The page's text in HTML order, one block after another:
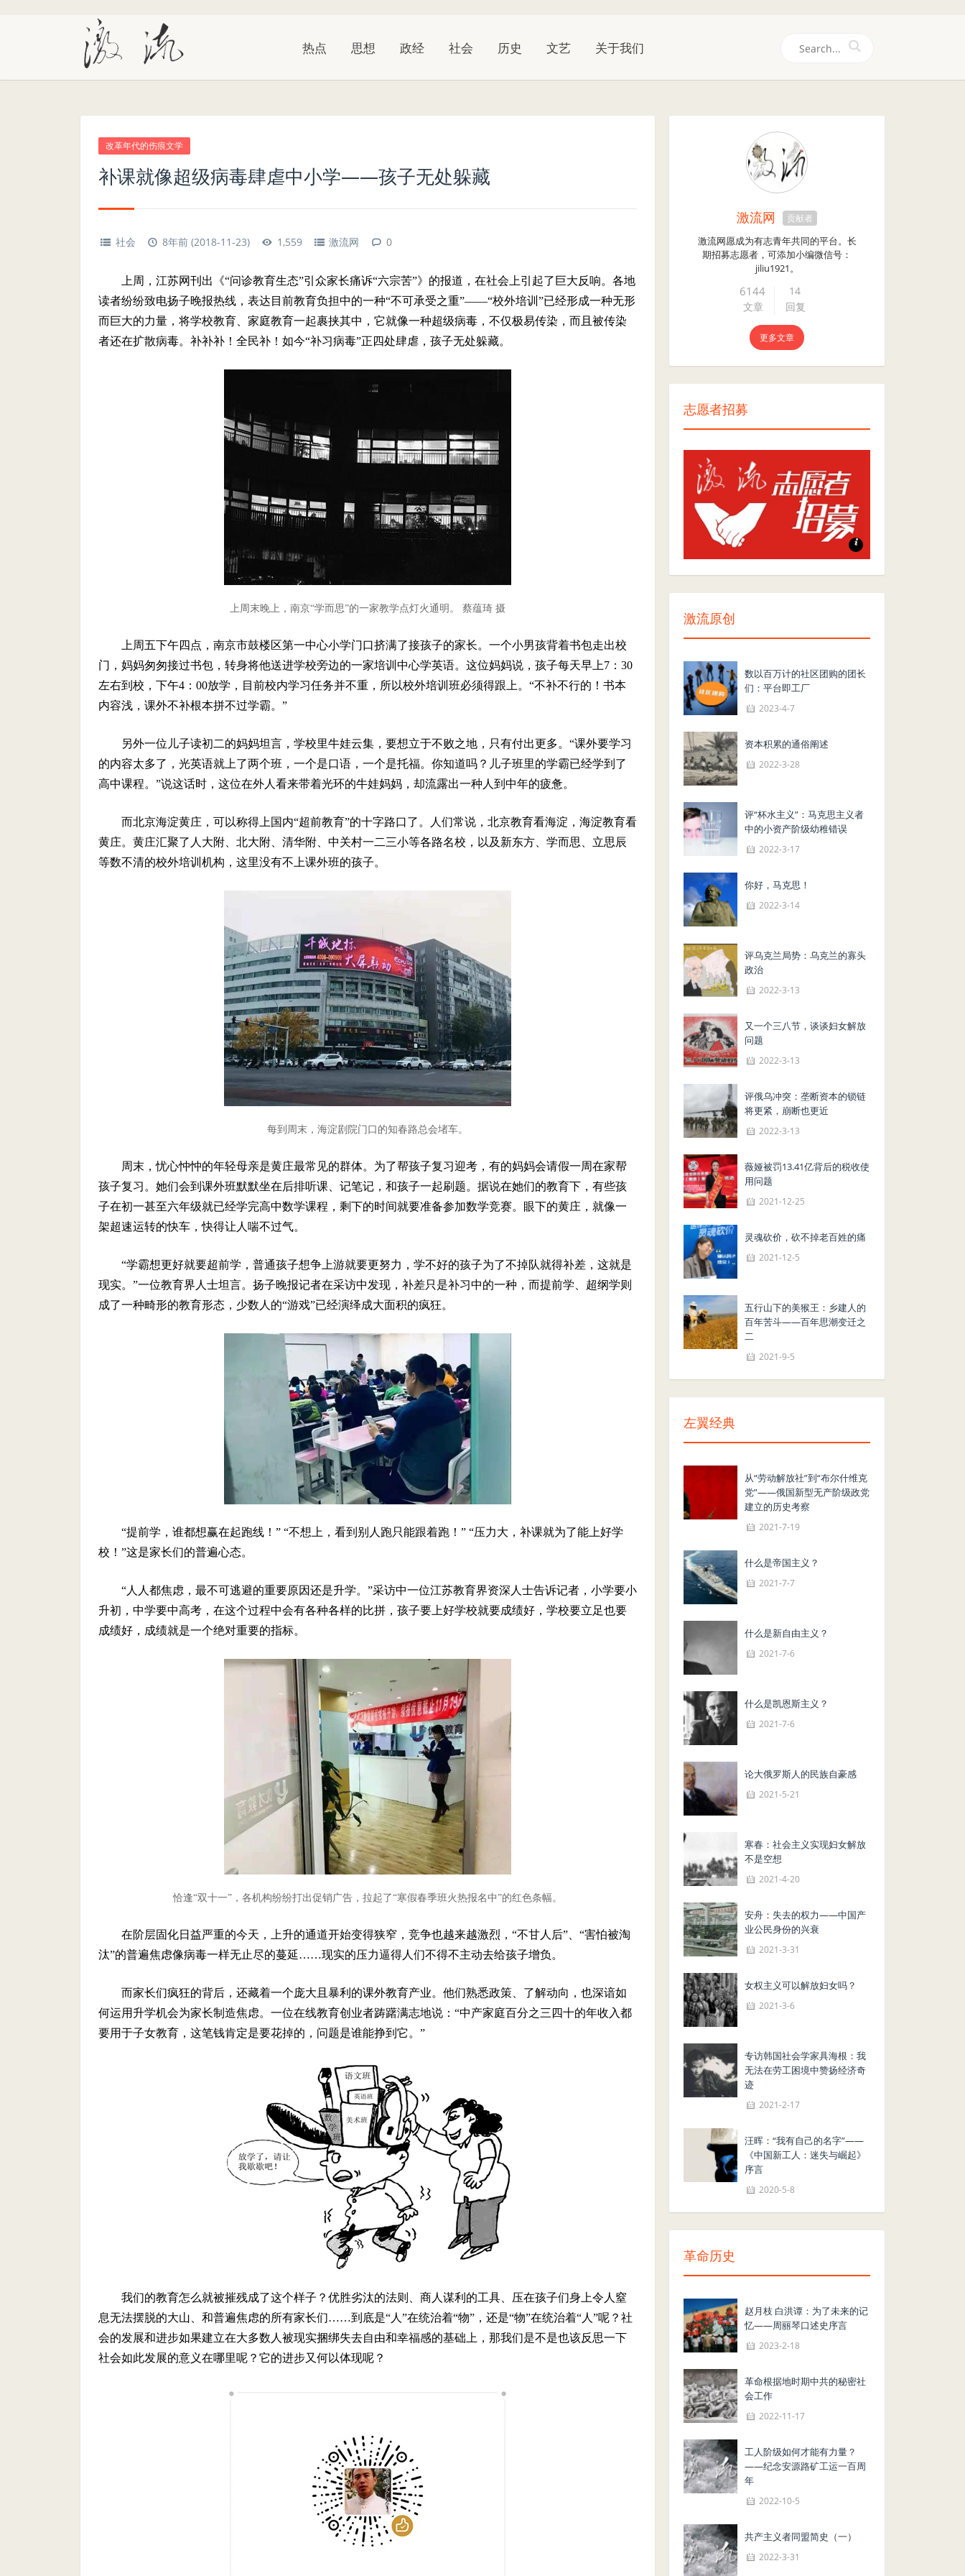
热点 思想 政经 社会 历史 文艺 关于我们
改革年代的伤痕文学
补课就像超级病毒肆虐中小学——孩子无处躲藏
社会 8年前 (2018-11-23) 1,559 激流网 0
上周，江苏网刊出《“问诊教育生态”引众家长痛诉“六宗苦”》的报道，在社会上引起了巨大反响。各地
读者纷纷致电扬子晚报热线，表达目前教育负担中的一种“不可承受之重”——“校外培训”已经形成一种无形
而巨大的力量，将学校教育、家庭教育一起裹挟其中，它就像一种超级病毒，不仅极易传染，而且被传染
者还在扩散病毒。补补补！全民补！如今“补习病毒”正四处肆虐，孩子无处躲藏。
上周末晚上，南京“学而思”的一家教学点灯火通明。 蔡蕴琦 摄
上周五下午四点，南京市鼓楼区第一中心小学门口挤满了接孩子的家长。一个小男孩背着书包走出校
门，妈妈匆匆接过书包，转身将他送进学校旁边的一家培训中心学英语。这位妈妈说，孩子每天早上7：30
左右到校，下午4：00放学，目前校内学习任务并不重，所以校外培训班必须得跟上。“不补不行的！书本
内容浅，课外不补根本拼不过学霸。”
另外一位儿子读初二的妈妈坦言，学校里牛娃云集，要想立于不败之地，只有付出更多。“课外要学习
的内容太多了，光英语就上了两个班，一个是口语，一个是托福。你知道吗？儿子班里的学霸已经学到了
高中课程。”说这话时，这位在外人看来带着光环的牛娃妈妈，却流露出一种人到中年的疲惫。
而北京海淀黄庄，可以称得上国内“超前教育”的十字路口了。人们常说，北京教育看海淀，海淀教育看
黄庄。黄庄汇聚了人大附、北大附、清华附、中关村一二三小等各路名校，以及新东方、学而思、立思辰
等数不清的校外培训机构，这里没有不上课外班的孩子。
每到周末，海淀剧院门口的知春路总会堵车。
周末，忧心忡忡的年轻母亲是黄庄最常见的群体。为了帮孩子复习迎考，有的妈妈会请假一周在家帮
孩子复习。她们会到课外班默默坐在后排听课、记笔记，和孩子一起刷题。据说在她们的教育下，有些孩
子在初一甚至六年级就已经学完高中数学课程，剩下的时间就要准备参加数学竞赛。眼下的黄庄，就像一
架超速运转的快车，快得让人喘不过气。
“学霸想更好就要超前学，普通孩子想争上游就要更努力，学不好的孩子为了不掉队就得补差，这就是
现实。”一位教育界人士坦言。扬子晚报记者在采访中发现，补差只是补习中的一种，而提前学、超纲学则
成了一种畸形的教育形态，少数人的“游戏”已经演绎成大面积的疯狂。
“提前学，谁都想赢在起跑线！” “不想上，看到别人跑只能跟着跑！” “压力大，补课就为了能上好学
校！”这是家长们的普遍心态。
“人人都焦虑，最不可逃避的重要原因还是升学。”采访中一位江苏教育界资深人士告诉记者，小学要小
升初，中学要中高考，在这个过程中会有各种各样的比拼，孩子要上好学校就要成绩好，学校要立足也要
成绩好，成绩就是一个绝对重要的指标。
恰逢“双十一”，各机构纷纷打出促销广告，拉起了“寒假春季班火热报名中”的红色条幅。
在阶层固化日益严重的今天，上升的通道开始变得狭窄，竞争也越来越激烈，“不甘人后”、“害怕被淘
汰”的普遍焦虑像病毒一样无止尽的蔓延……现实的压力逼得人们不得不主动去给孩子增负。
而家长们疯狂的背后，还藏着一个庞大且暴利的课外教育产业。他们熟悉政策、了解动向，也深谙如
何运用升学机会为家长制造焦虑。一位在线教育创业者踌躇满志地说：“中产家庭百分之三四十的年收入都
要用于子女教育，这笔钱肯定是要花掉的，问题是谁能挣到它。”
我们的教育怎么就被摧残成了这个样子？优胜劣汰的法则、商人谋利的工具、压在孩子们身上令人窒
息无法摆脱的大山、和普遍焦虑的所有家长们……到底是“人”在统治着“物”，还是“物”在统治着“人”呢？社
会的发展和进步如果建立在大多数人被现实捆绑失去自由和幸福感的基础上，那我们是不是也该反思一下
社会如此发展的意义在哪里呢？它的进步又何以体现呢？
激流网 贡献者
激流网愿成为有志青年共同的平台。长
期招募志愿者，可添加小编微信号：
jiliu1921。
6144
文章
14
回复
更多文章
志愿者招募
志愿者招募
激流原创
数以百万计的社区团购的团长
们：平台即工厂
2023-4-7
资本积累的通俗阐述
2022-3-28
评“杯水主义”：马克思主义者
中的小资产阶级幼稚错误
2022-3-17
你好，马克思！
2022-3-14
评乌克兰局势：乌克兰的寡头
政治
2022-3-13
又一个三八节，谈谈妇女解放
问题
2022-3-13
评俄乌冲突：垄断资本的锁链
将更紧，崩断也更近
2022-3-13
薇娅被罚13.41亿背后的税收使
用问题
2021-12-25
灵魂砍价，砍不掉老百姓的痛
2021-12-5
五行山下的美猴王：乡建人的
百年苦斗——百年思潮变迁之
二
2021-9-5
左翼经典
从“劳动解放社”到“布尔什维克
党”——俄国新型无产阶级政党
建立的历史考察
2021-7-19
什么是帝国主义？
2021-7-7
什么是新自由主义？
2021-7-6
什么是凯恩斯主义？
2021-7-6
论大俄罗斯人的民族自豪感
2021-5-21
寒春：社会主义实现妇女解放
不是空想
2021-4-20
安舟：失去的权力——中国产
业公民身份的兴衰
2021-3-31
女权主义可以解放妇女吗？
2021-3-6
专访韩国社会学家具海根：我
无法在劳工困境中赞扬经济奇
迹
2021-2-17
汪晖：“我有自己的名字”——
《中国新工人：迷失与崛起》
序言
2020-5-8
革命历史
赵月枝 白洪谭：为了未来的记
忆——周丽琴口述史序言
2023-2-18
革命根据地时期中共的秘密社
会工作
2022-11-17
工人阶级如何才能有力量？
——纪念安源路矿工运一百周
年
2022-10-5
共产主义者同盟简史（一）
2022-3-31